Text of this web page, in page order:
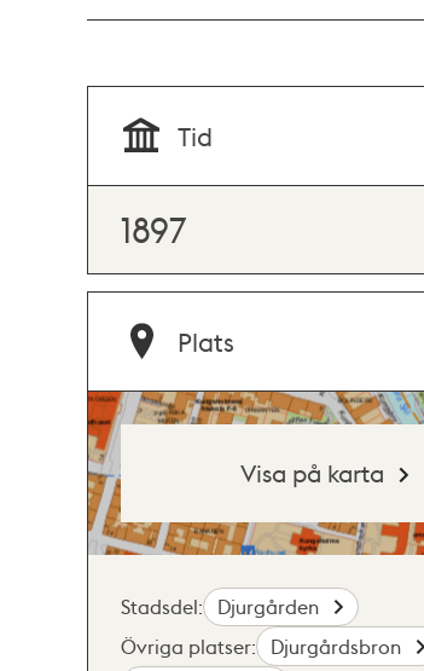
Tid
1897
Plats
Visa på karta
Stadsdel:
Djurgården
Övriga platser:
Djurgårdsbron